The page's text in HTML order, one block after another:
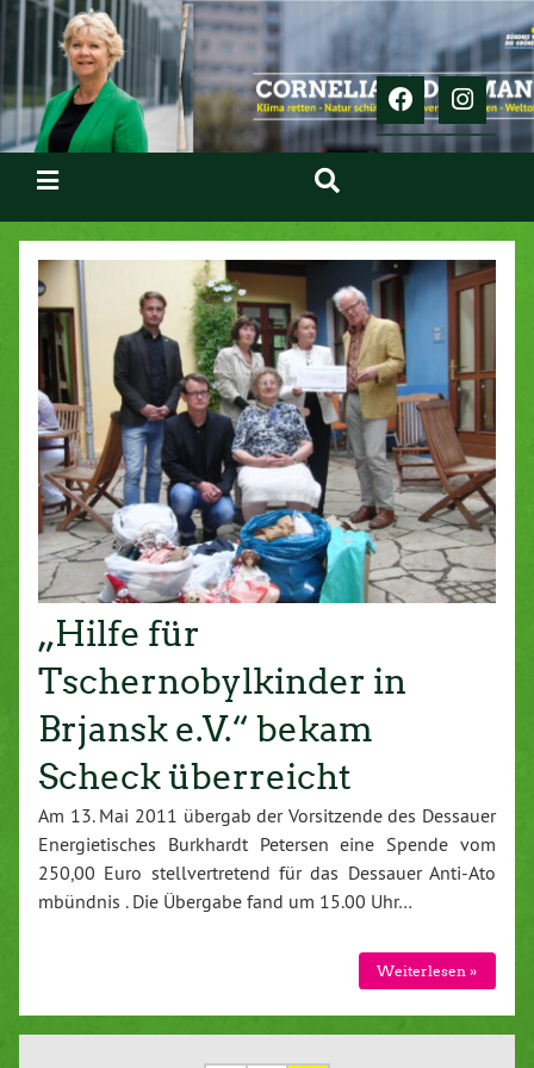
„Hilfe für
Tschernobylkinder in
Brjansk e.V.“ bekam
Scheck überreicht
Am 13. Mai 2011 übergab der Vorsitzende des Dessauer
Energietisches Burkhardt Petersen eine Spende vom
250,00 Euro stellvertretend für das Dessauer Anti-Ato
mbündnis . Die Übergabe fand um 15.00 Uhr…
Weiterlesen »